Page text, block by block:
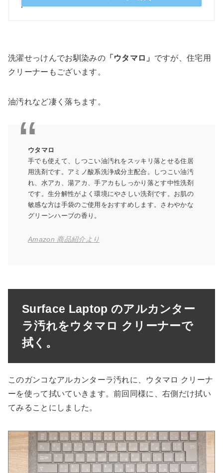
洗濯せっけんでお馴染みの「ウタマロ」 ですが、住宅用
クリーナーもございます。
油汚れなど凄く落ちます。
ウタマロ
手でも使えて、しつこい油汚れをスッキリ落とせる住居
用洗剤です。アミノ酸系洗浄成分主配合。しつこい油汚
れ、水アカ、湯アカ、手アカもしっかり落とす中性洗剤
です。生分解性がよく環境にやさしい洗剤です。お肌の
敏感な方は手袋のご使用をおすすめします。さわやかな
グリーンハーブの香り。
Amazon 商品紹介より
Surface Laptop のアルカンター
ラ汚れをウタマロ クリーナーで
拭く。
このガンコなアルカンターラ汚れに、ウタマロ クリーナ
ーを使って拭いていきます。前回同様に、右側だけ拭い
てみることにしました。